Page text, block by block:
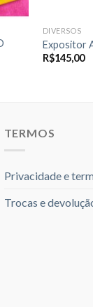
DIVERSOS
Expositor
R$145,00
TERMOS
Privacidade e
Trocas e